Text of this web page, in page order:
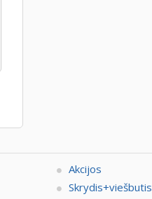
Akcijos
Skrydis+viešbutis